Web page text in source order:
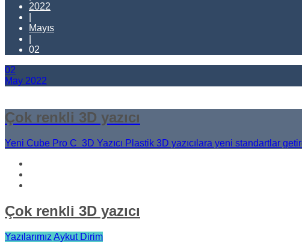
2022
Mayıs
02
02
May 2022
Çok renkli 3D yazıcı
Yeni Cube Pro C 3D Yazıcı Plastik 3D yazıcılara yeni standartlar
Çok renkli 3D yazıcı
Yazılarımız Aykut Dirim